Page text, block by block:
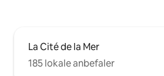
La Cité de la Mer
185 lokale anbefaler